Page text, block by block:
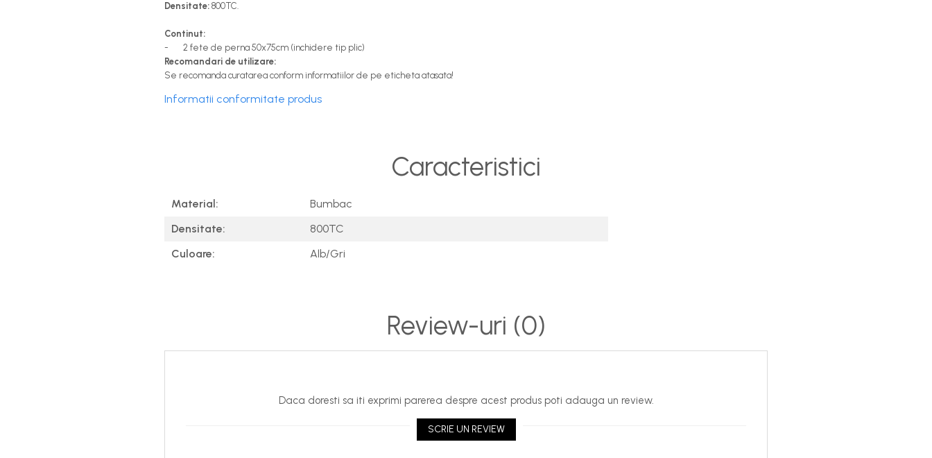
Densitate: 800TC.
Continut:
- 2 fete de perna 50x75cm (inchidere tip plic)
Recomandari de utilizare:
Se recomanda curatarea conform informatiilor de pe eticheta atasata!
Informatii conformitate produs
Caracteristici
Material:
Bumbac
Densitate:
800TC
Culoare:
Alb/Gri
Review-uri (0)
Daca doresti sa iti exprimi parerea despre acest produs poti adauga un review.
SCRIE UN REVIEW